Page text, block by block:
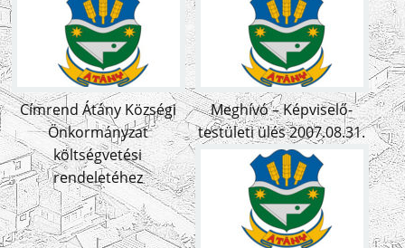
Címrend Átány Községi
Önkormányzat
költségvetési
rendeletéhez
Meghívó – Képviselő-
testületi ülés 2007.08.31.